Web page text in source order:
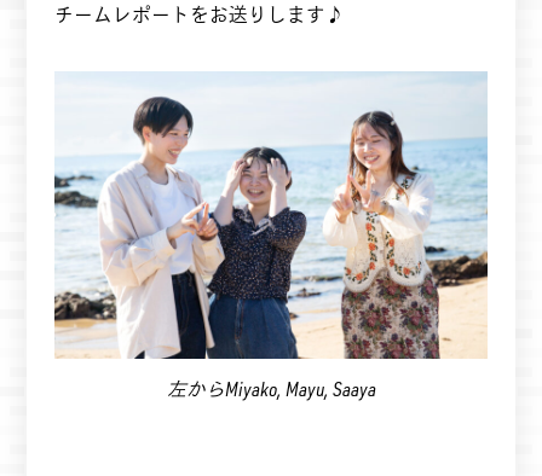
チームレポートをお送りします♪
左からMiyako, Mayu, Saaya